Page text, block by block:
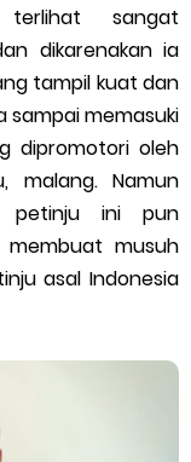
Shopeepay
Gosend
Potongan
2022
Operasionalnya
Lengkap DNS
Gojek
sangat
dikarenakan ia
tampil kuat dan
memasuki
dipromotori oleh
malang. Namun
petinju ini pun
musuh
asal Indonesia